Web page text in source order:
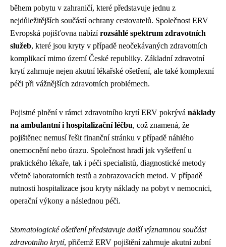
během pobytu v zahraničí, které představuje jednu z
nejdůležitějších součástí ochrany cestovatelů. Společnost ERV
Evropská pojišťovna nabízírozsáhlé spektrum zdravotních
služeb, které jsou kryty v případě neočekávaných zdravotních
komplikací mimo území České republiky. Základní zdravotní
krytí zahrnuje nejen akutní lékařské ošetření, ale také komplexní
péči při vážnějších zdravotních problémech.
Pojistné plnění v rámci zdravotního krytí ERV pokrývá náklady
na ambulantní i hospitalizační léčbu, což znamená, že
pojištěnec nemusí řešit finanční stránku v případě náhlého
onemocnění nebo úrazu. Společnost hradí jak vyšetření u
praktického lékaře, tak i péči specialistů, diagnostické metody
včetně laboratorních testů a zobrazovacích metod. V případě
nutnosti hospitalizace jsou kryty náklady na pobyt v nemocnici,
operační výkony a následnou péči.
Stomatologické ošetření představuje další významnou součást
zdravotního krytí, přičemž ERV pojištění zahrnuje akutní zubní